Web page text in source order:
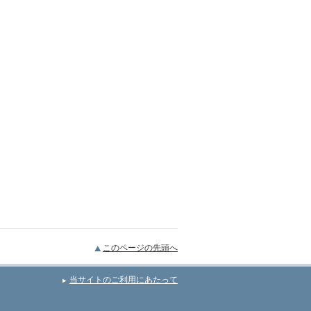
このページの先頭へ
当サイトのご利用にあたって